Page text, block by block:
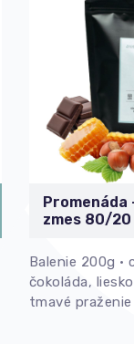
Promenáda
zmes 80/20
Balenie 200g •
čokoláda,
tmavé praženie